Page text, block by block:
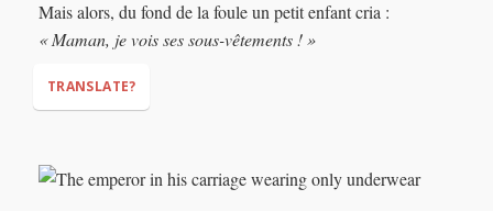
Mais alors, du fond de la foule un petit enfant cria :
« Maman, je vois ses sous-vêtements ! »
TRANSLATE?